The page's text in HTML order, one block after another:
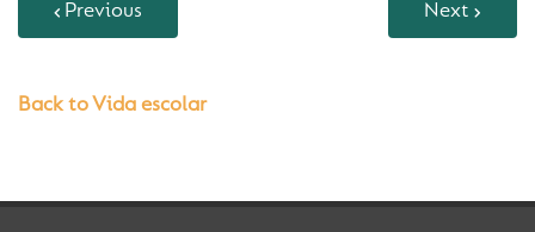
Previous Next
Back to Vida escolar